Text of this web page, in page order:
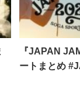
『JAPAN
ートまとめ